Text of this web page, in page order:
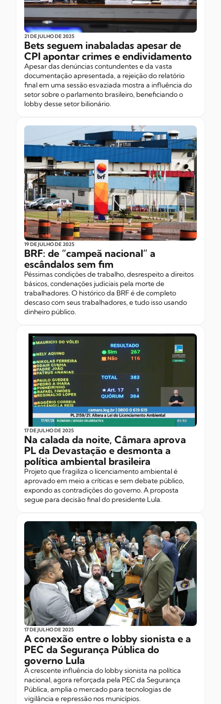
21 DE JULHODE 2025
Bets seguem inabaladas apesar de
CPI apontar crimes e endividamento
Apesar das denúncias contundentes e da vasta
documentação apresentada, a rejeição do relatório
final em uma sessão esvaziada mostra a influência do
setor sobre o parlamento brasileiro, beneficiando o
lobby desse setor bilionário.
19 DE JULHODE 2025
BRF: de “campeã nacional” a
escândalos sem fim
Péssimas condições de trabalho, desrespeito a direitos
básicos, condenações judiciais pela morte de
trabalhadores. O histórico da BRF é de completo
descaso com seus trabalhadores, e tudo isso usando
dinheiro público.
17 DE JULHODE 2025
Na calada da noite, Câmara aprova
PL da Devastação e desmonta a
política ambiental brasileira
Projeto que fragiliza o licenciamento ambiental é
aprovado em meio a críticas e sem debate público,
expondo as contradições do governo. A proposta
segue para decisão final do presidente Lula.
17 DE JULHODE 2025
A conexão entre o lobby sionista e a
PEC da Segurança Pública do
governo Lula
A crescente influência do lobby sionista na política
nacional, agora reforçada pela PEC da Segurança
Pública, amplia o mercado para tecnologias de
vigilância e repressão nos municípios.